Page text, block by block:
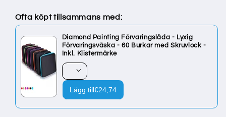
Ofta köpt tillsammans med:
Diamond Painting Förvaringslåda - Lyxig
Förvaringsväska - 60 Burkar med Skruvlock -
Inkl. Klistermärke
Lägg till€24,74